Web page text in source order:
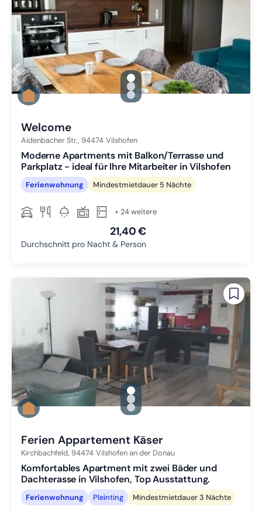
gallery.slide_selector
Zu Slide 1 wechseln
Zu Slide 2 wechseln
Zu Slide 3 wechseln
Welcome
Aidenbacher Str., 94474 Vilshofen
Moderne Apartments mit Balkon/Terrasse und
Parkplatz - ideal für Ihre Mitarbeiter in Vilshofen
Ferienwohnung Mindestmietdauer 5 Nächte
+ 24 weitere
21,40 €
Durchschnitt pro Nacht & Person
gallery.slide_selector
Zu Slide 1 wechseln
Zu Slide 2 wechseln
Zu Slide 3 wechseln
Ferien Appartement Käser
Kirchbachfeld, 94474 Vilshofen an der Donau
Komfortables Apartment mit zwei Bäder und
Dachterasse in Vilshofen, Top Ausstattung.
Ferienwohnung Pleinting Mindestmietdauer 3 Nächte